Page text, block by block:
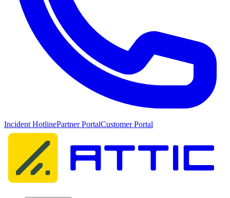
Incident HotlinePartner PortalCustomer Portal